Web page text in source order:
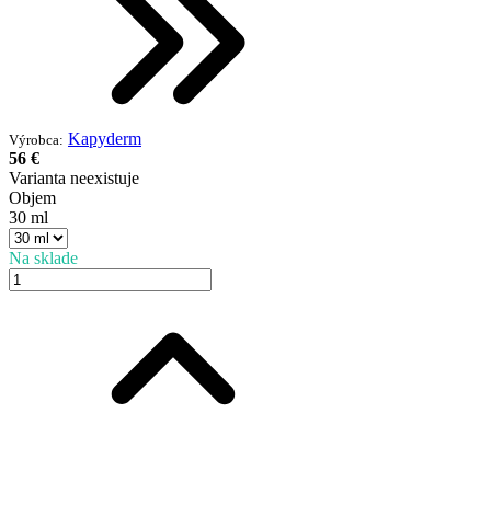
Výrobca: Kapyderm
56 €
Varianta neexistuje
Objem
30 ml
Na sklade